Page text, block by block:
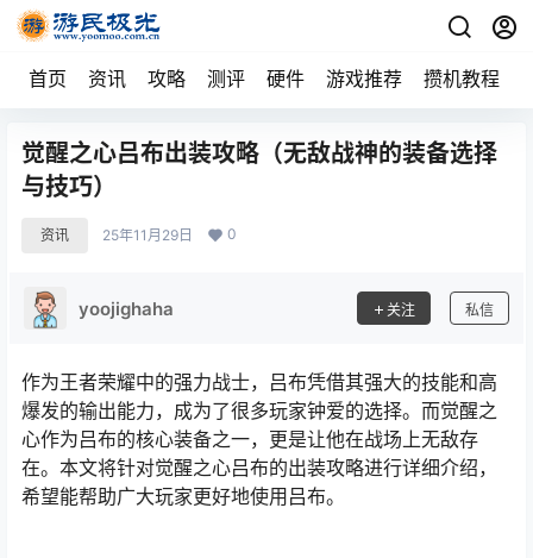
首页 资讯 攻略 测评 硬件 游戏推荐 攒机教程
觉醒之心吕布出装攻略（无敌战神的装备选择
与技巧）
资讯 25年11月29日 0
yoojighaha 关注 私信
作为王者荣耀中的强力战士，吕布凭借其强大的技能和高
爆发的输出能力，成为了很多玩家钟爱的选择。而觉醒之
心作为吕布的核心装备之一，更是让他在战场上无敌存
在。本文将针对觉醒之心吕布的出装攻略进行详细介绍，
希望能帮助广大玩家更好地使用吕布。